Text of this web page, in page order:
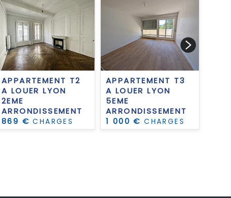
APPARTEMENT T2
A LOUER LYON
2EME
ARRONDISSEMENT
869 €CHARGES
COMPRISES PAR
APPARTEMENT T3
A LOUER LYON
5EME
ARRONDISSEMENT
1 000 €CHARGES
COMPRISES PAR